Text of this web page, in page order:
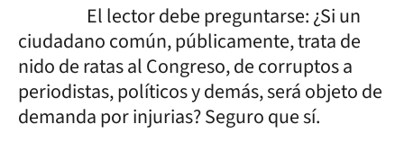
El lector debe preguntarse: ¿Si un
ciudadano común, públicamente, trata de
nido de ratas al Congreso, de corruptos a
periodistas, políticos y demás, será objeto de
demanda por injurias? Seguro que sí.